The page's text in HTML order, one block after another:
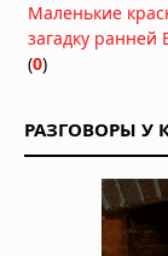
Маленькие
загадку
(0)
РАЗГОВОРЫ У